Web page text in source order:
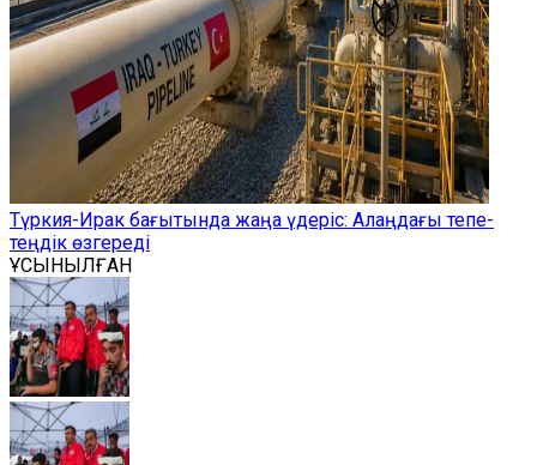
Түркия-Ирак бағытында жаңа үдеріс: Алаңдағы тепе-
теңдік өзгереді
ҰСЫНЫЛҒАН